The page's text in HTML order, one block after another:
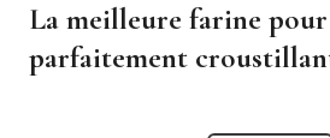
La meilleure farine
parfaitement